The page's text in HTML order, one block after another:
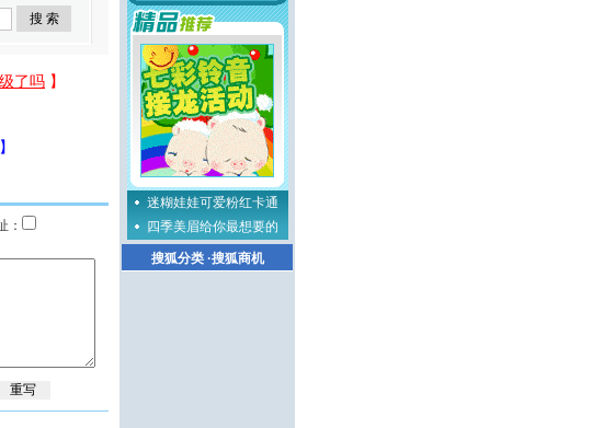
：
迷糊娃娃可爱粉红卡通
四季美眉给你最想要的
搜狐分类·搜狐商机